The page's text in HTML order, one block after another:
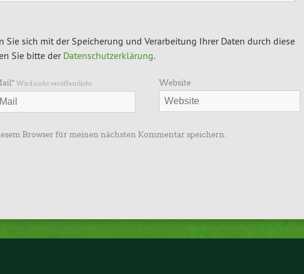
sich mit der Speicherung und Verarbeitung Ihrer Daten durch diese
Sie bitte der Datenschutzerklärung.
* Wird nicht veröffentlicht Website
Browser für meinen nächsten Kommentar speichern.